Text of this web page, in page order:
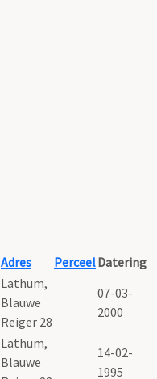
Adres PerceelDatering
Lathum,
Blauwe
Reiger 28
07-03-
2000
Lathum,
Blauwe
14-02-
1995